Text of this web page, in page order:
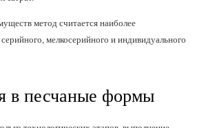
метод считается наиболее
мелкосерийного и индивидуального
в песчаные формы